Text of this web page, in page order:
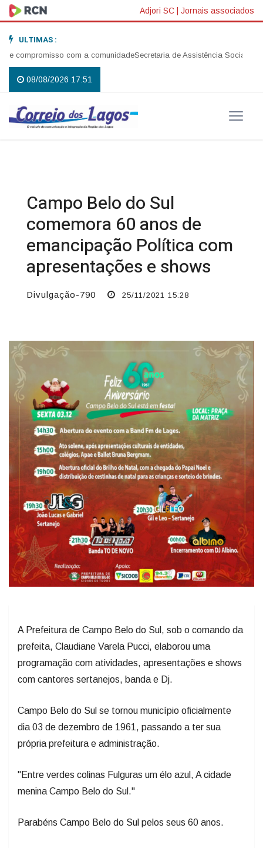
Adjori SC | Jornais associados
ULTIMAS :
com a comunidadeSecretaria de Assistência Social realiza
08/08/2026 17:51
Campo Belo do Sul
comemora 60 anos de
emancipação Política com
apresentações e shows
Divulgação-790 25/11/2021 15:28
A Prefeitura de Campo Belo do Sul, sob o comando da
prefeita, Claudiane Varela Pucci, elaborou uma
programação com atividades, apresentações e shows
com cantores sertanejos, banda e Dj.
Campo Belo do Sul se tornou município oficialmente
dia 03 de dezembro de 1961, passando a ter sua
própria prefeitura e administração.
"Entre verdes colinas Fulguras um élo azul, A cidade
menina Campo Belo do Sul."
Parabéns Campo Belo do Sul pelos seus 60 anos.